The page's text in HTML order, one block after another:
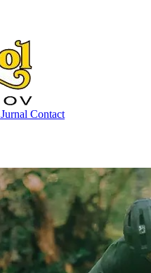
Jurnal Contact